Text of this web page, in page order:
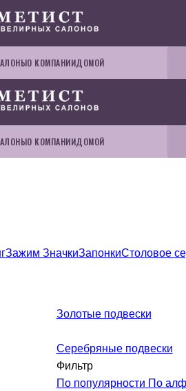
О КОМПАНИИДОМОЙ
О КОМПАНИИДОМОЙ
Зажим ЗначкиЗапонкиСтоловое
Золотые подвески
Серебряные подвески
Фильтр
По популярности По